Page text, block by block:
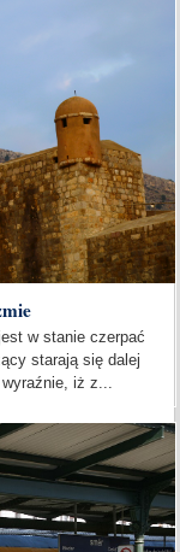
w stanie czerpać
starają się dalej
iż z...